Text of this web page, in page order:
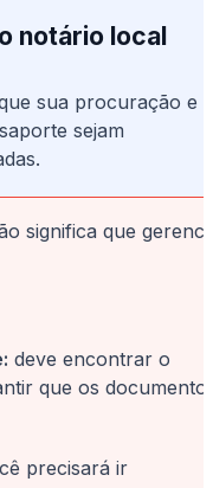
notário local
sua procuração e
sejam
significa que
deve encontrar o
que os
precisará ir